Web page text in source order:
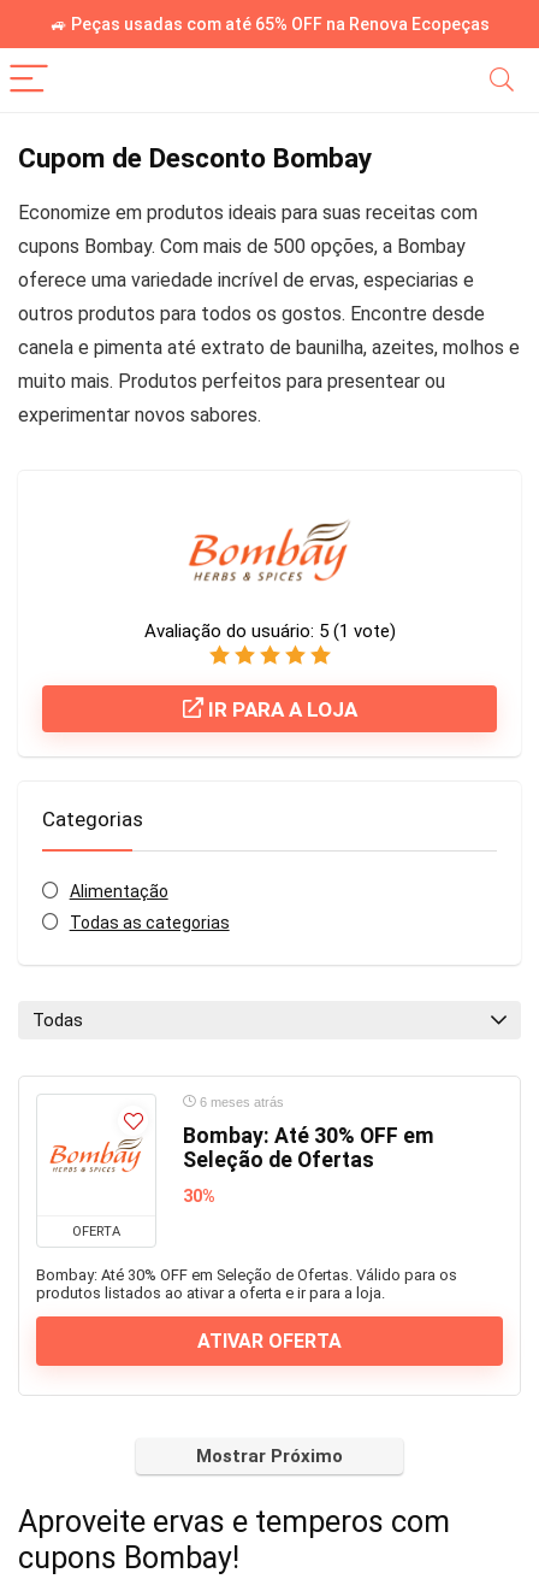
🚙 Peças usadas com até 65% OFF na Renova Ecopeças
Cupom de Desconto Bombay
Economize em produtos ideais para suas receitas com
cupons Bombay. Com mais de 500 opções, a Bombay
oferece uma variedade incrível de ervas, especiarias e
outros produtos para todos os gostos. Encontre desde
canela e pimenta até extrato de baunilha, azeites, molhos e
muito mais. Produtos perfeitos para presentear ou
experimentar novos sabores.
Avaliação do usuário: 5 (1 vote)
IR PARA A LOJA
Categorias
Alimentação
Todas as categorias
Todas
OFERTA
6 meses atrás
Bombay: Até 30% OFF em
Seleção de Ofertas
30%
Bombay: Até 30% OFF em Seleção de Ofertas. Válido para os
produtos listados ao ativar a oferta e ir para a loja.
ATIVAR OFERTA
Mostrar Próximo
Aproveite ervas e temperos com
cupons Bombay!